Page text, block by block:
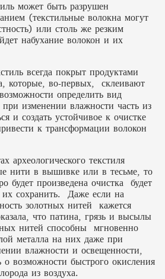
может быть разрушен
(текстильные волокна могут
или столь же резким
набухание волокон и их
всегда покрыт продуктами
которые, во-первых, склеивают
определить вид
изменении влажности часть из
и создать устойчивое к очистке
к трансформации волокон
археологического текстиля
нити в вышивке или в тесьме, то
будет произведена очистка будет
их сохранить. Даже если на
золотных нитей кажется
что патина, грязь и высылы
нитей способны мгновенно
металла на них даже при
влажности и освещенности,
о возможности быстрого окисления
из воздуха.